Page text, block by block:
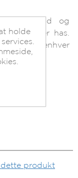
Smal bund og
støj eller has.
sidde i enhver
produkt
holde